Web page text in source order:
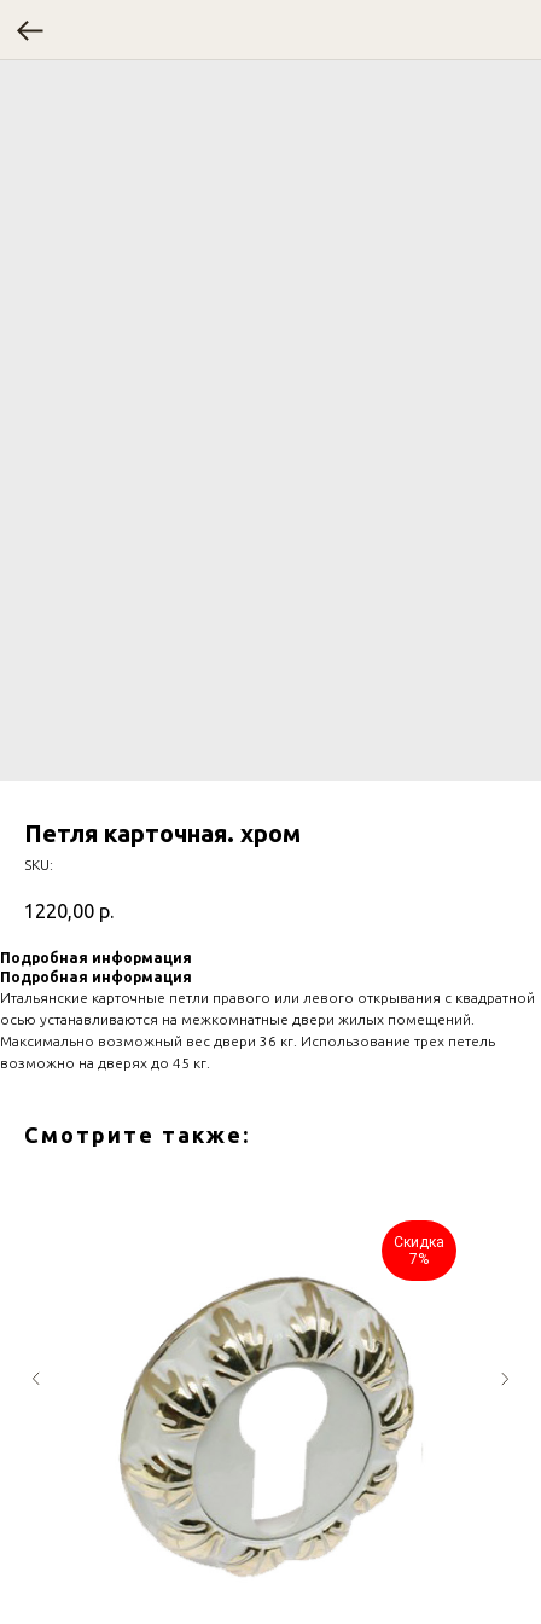
Петля карточная. хром
SKU:
1220,00 р.
Подробная информация
Подробная информация
Итальянские карточные петли правого или левого открывания с квадратной
осью устанавливаются на межкомнатные двери жилых помещений.
Максимально возможный вес двери 36 кг. Использование трех петель
возможно на дверях до 45 кг.
Смотрите также:
Скидка
7%